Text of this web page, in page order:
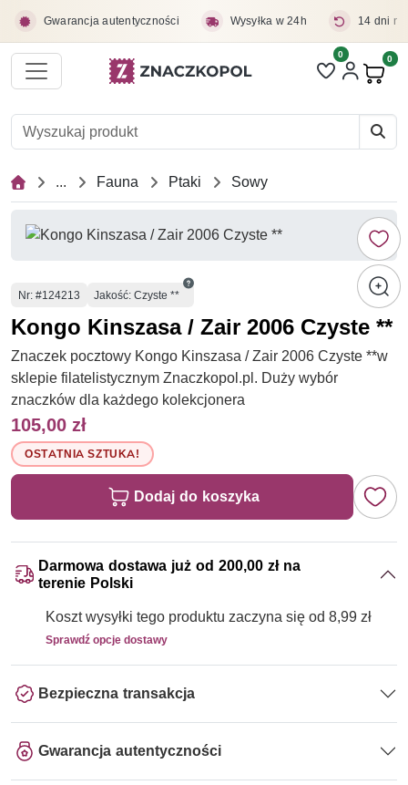
Gwarancja autentyczności Wysyłka w 24h 14 dni
Liczba pozycji
0 0
... Fauna Ptaki Sowy
Numer
Nr: #124213 Jakość: Czyste **
Kongo Kinszasa / Zair 2006 Czyste **
Znaczek pocztowy Kongo Kinszasa / Zair 2006 Czyste **w
sklepie filatelistycznym Znaczkopol.pl. Duży wybór
znaczków dla każdego kolekcjonera
105,00 zł
OSTATNIA SZTUKA!
Dodaj do koszyka
Darmowa dostawa już od 200,00 zł na
terenie Polski
Koszt wysyłki tego produktu zaczyna się od 8,99 zł
Sprawdź opcje dostawy
Bezpieczna transakcja
Gwarancja autentyczności